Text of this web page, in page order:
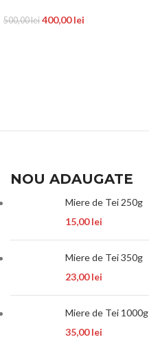
500,00lei 400,00lei
NOU ADAUGATE
Miere de Tei 250g
15,00lei
Miere de Tei 350g
23,00lei
Miere de Tei 1000g
35,00lei